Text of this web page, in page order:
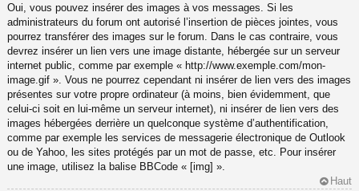
Oui, vous pouvez insérer des images à vos messages. Si les
administrateurs du forum ont autorisé l’insertion de pièces jointes, vous
pourrez transférer des images sur le forum. Dans le cas contraire, vous
devrez insérer un lien vers une image distante, hébergée sur un serveur
internet public, comme par exemple « http://www.exemple.com/mon-
image.gif ». Vous ne pourrez cependant ni insérer de lien vers des images
présentes sur votre propre ordinateur (à moins, bien évidemment, que
celui-ci soit en lui-même un serveur internet), ni insérer de lien vers des
images hébergées derrière un quelconque système d’authentification,
comme par exemple les services de messagerie électronique de Outlook
ou de Yahoo, les sites protégés par un mot de passe, etc. Pour insérer
une image, utilisez la balise BBCode « [img] ».
Haut